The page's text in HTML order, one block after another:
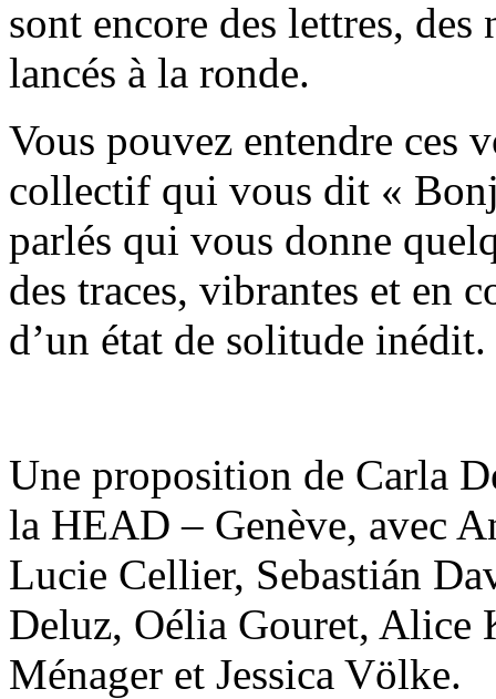
sont encore des lettres, des
lancés à la ronde.
Vous pouvez entendre ces
collectif qui vous dit «
parlés qui vous donne
des traces, vibrantes et en
d’un état de solitude inédit.
Une proposition de Carla
la HEAD – Genève, avec
Lucie Cellier, Sebastián
Deluz, Oélia Gouret, Alice
Ménager et Jessica Völke.